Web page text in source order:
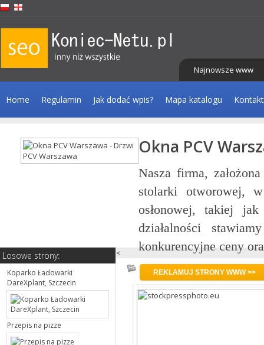
Najnowsze www
Home Regulamin Jak dodać wpis? Mapa katalogu Kontakt
Okna PCV
Nasza firma,
stolarki otworowej,
osłonowej, takiej
działalności
konkurencyjne ceny
REKLAMUJ STRONY WWW >>
<
Losowe strony:
Koparko Ładowarki
DareXplant, Szczecin
Przepis na pizze
Podkategoria: Fotografia